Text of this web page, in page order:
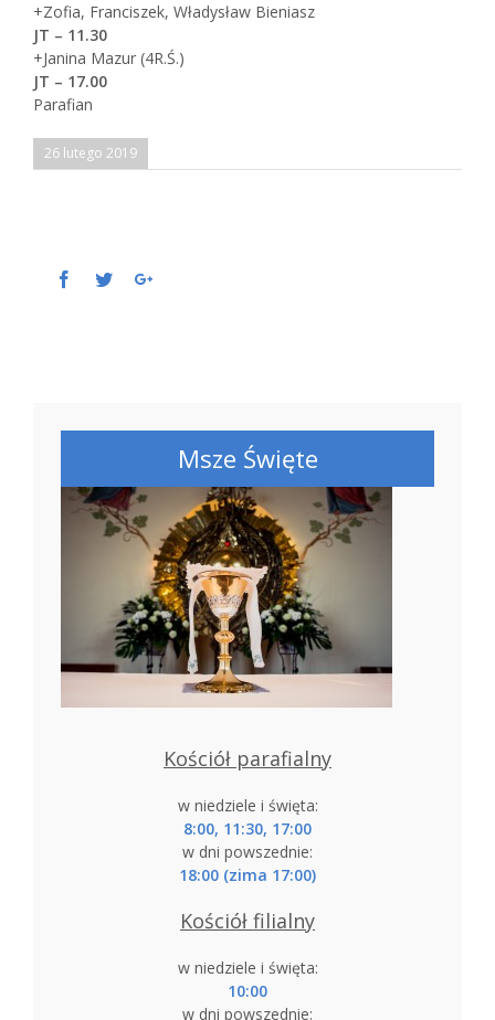
+Zofia, Franciszek, Władysław Bieniasz
JT – 11.30
+Janina Mazur (4R.Ś.)
JT – 17.00
Parafian
26 lutego 2019
Facebook
TwitterGoogle+
Msze Święte
Kościół parafialny
w niedziele i święta:
8:00, 11:30, 17:00
w dni powszednie:
18:00 (zima 17:00)
Kościół filialny
w niedziele i święta:
10:00
w dni powszednie: